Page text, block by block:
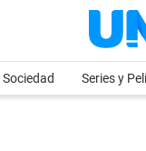
Sociedad Series y